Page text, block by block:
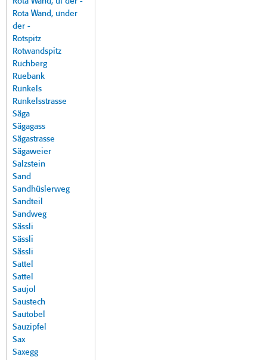
Rota Wand, under
der -
Rotspitz
Rotwandspitz
Ruchberg
Ruebank
Runkels
Runkelsstrasse
Säga
Sägagass
Sägastrasse
Sägaweier
Salzstein
Sand
Sandhüslerweg
Sandteil
Sandweg
Sässli
Sässli
Sässli
Sattel
Sattel
Saujol
Saustech
Sautobel
Sauzipfel
Sax
Saxegg